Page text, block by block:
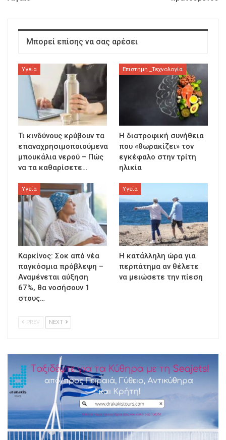
Μπορεί επίσης να σας αρέσει
Υγεία
Τι κινδύνους κρύβουν τα
επαναχρησιμοποιούμενα
μπουκάλια νερού – Πώς
να τα καθαρίσετε…
Επιστήμη _Τεχνολογία
Η διατροφική συνήθεια
που «θωρακίζει» τον
εγκέφαλο στην τρίτη
ηλικία
Υγεία
Καρκίνος: Σοκ από νέα
παγκόσμια πρόβλεψη –
Αναμένεται αύξηση
67%, θα νοσήσουν 1
στους…
Υγεία
Η κατάλληλη ώρα για
περπάτημα αν θέλετε
να μειώσετε την πίεση
PREV NEXT